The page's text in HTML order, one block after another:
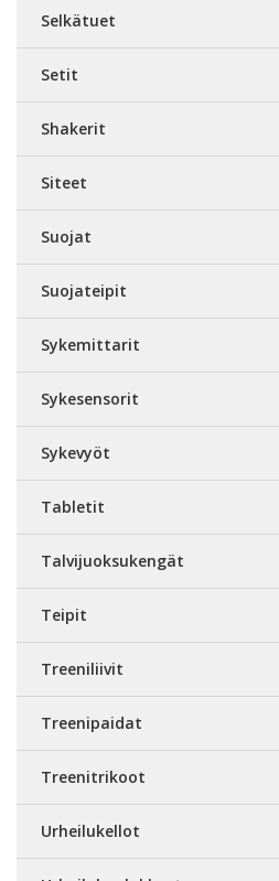
Selkätuet
Setit
Shakerit
Siteet
Suojat
Suojateipit
Sykemittarit
Sykesensorit
Sykevyöt
Tabletit
Talvijuoksukengät
Teipit
Treeniliivit
Treenipaidat
Treenitrikoot
Urheilukellot